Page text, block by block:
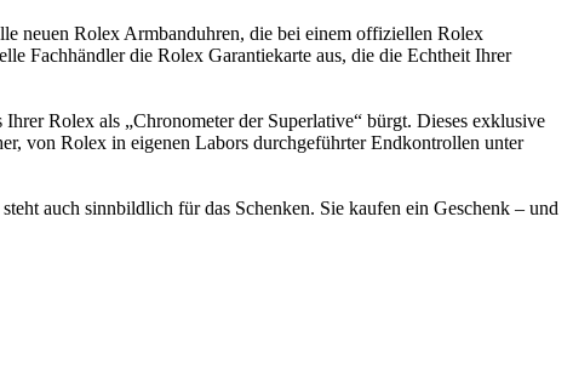
neuen Rolex Armbanduhren, die bei einem offiziellen Rolex
Fachhändler die Rolex Garantiekarte aus, die die Echtheit Ihrer
IhrerRolex als „Chronometer der Superlative“ bürgt. Dieses exklusive
von Rolex in eigenen Labors durchgeführter Endkontrollen unter
auch sinnbildlich für das Schenken. Sie kaufen ein Geschenk – und